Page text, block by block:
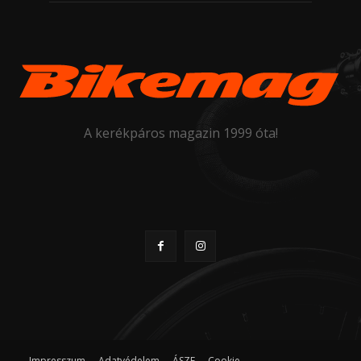
A kerékpáros magazin 1999 óta!